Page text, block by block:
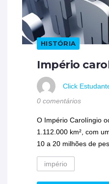
HISTÓRIA
Império
Click
0 comentários
O Império Carolíngio
1.112.000 km², com
10 a 20 milhões de
império